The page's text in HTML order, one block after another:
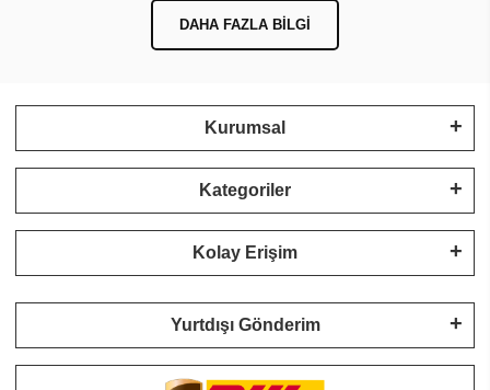
DAHA FAZLA BILGI
Kurumsal
Kategoriler
Kolay Erişim
Yurtdışı Gönderim